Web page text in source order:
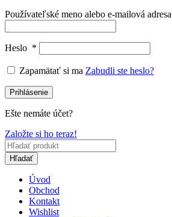
Používateľské meno alebo e-mailová adresa
Heslo *
Zapamätať si ma Zabudli ste heslo?
Prihlásenie
Ešte nemáte účet?
Založte si ho teraz!
Hľadať
Úvod
Obchod
Kontakt
Wishlist